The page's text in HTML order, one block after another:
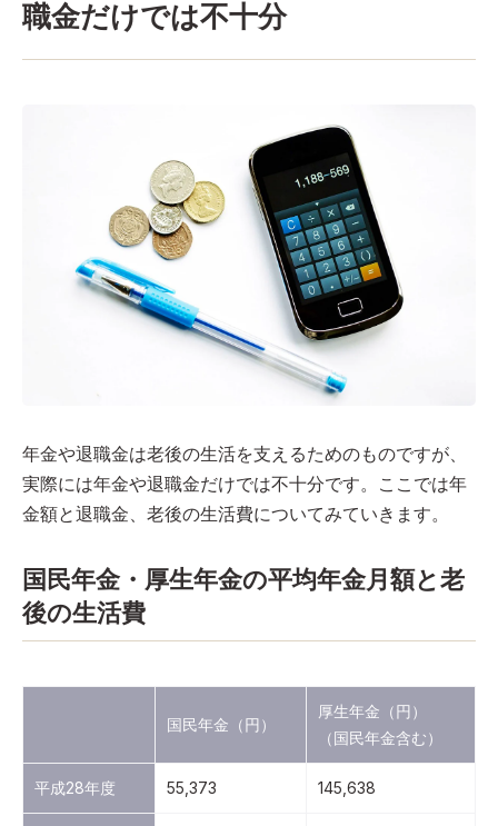
職金だけでは不十分
年金や退職金は老後の生活を支えるためのものですが、
実際には年金や退職金だけでは不十分です。ここでは年
金額と退職金、老後の生活費についてみていきます。
国民年金・厚生年金の平均年金月額と老
後の生活費
国民年金（円）
厚生年金（円）
（国民年金含む）
平成28年度 55,373 145,638